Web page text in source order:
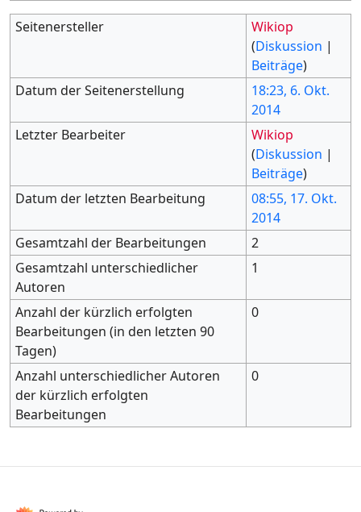
Seitenersteller
Wikiop
(Diskussion |
Beiträge)
Datum der Seitenerstellung
18:23, 6. Okt.
2014
Letzter Bearbeiter
Wikiop
(Diskussion |
Beiträge)
Datum der letzten Bearbeitung
08:55, 17. Okt.
2014
Gesamtzahl der Bearbeitungen
2
Gesamtzahl unterschiedlicher
Autoren
1
Anzahl der kürzlich erfolgten
Bearbeitungen (in den letzten 90
Tagen)
0
Anzahl unterschiedlicher Autoren
der kürzlich erfolgten
Bearbeitungen
0